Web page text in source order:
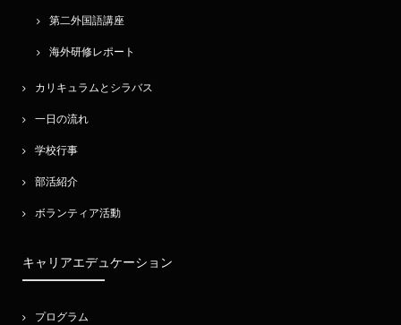
第二外国語講座
海外研修レポート
カリキュラムとシラバス
一日の流れ
学校行事
部活紹介
ボランティア活動
キャリアエデュケーション
プログラム